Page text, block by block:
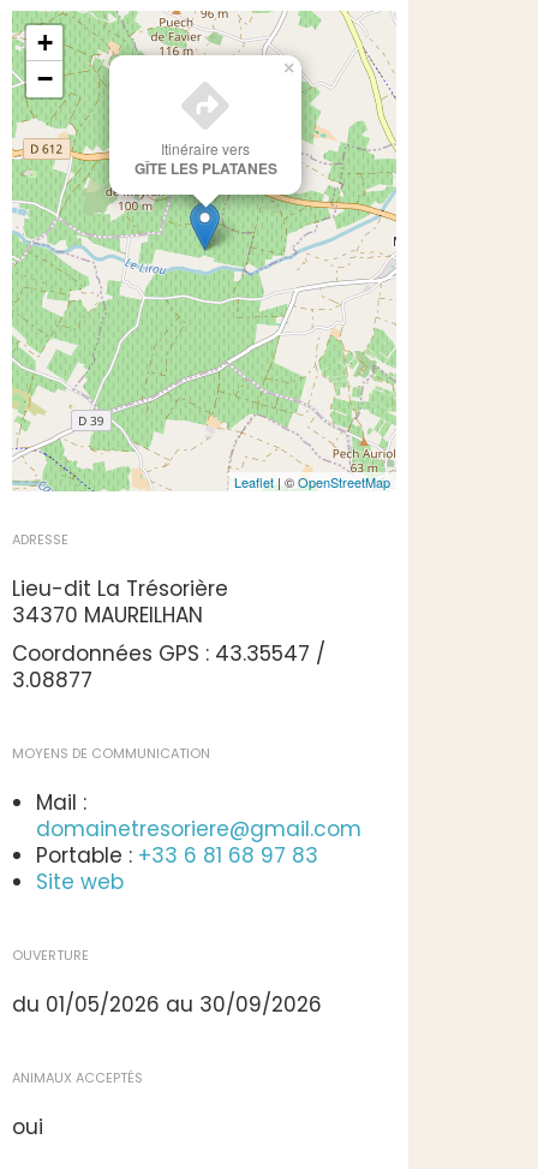
Itinéraire vers
GÎTE LES PLATANES
×
+
−
Leaflet| ©OpenStreetMap
ADRESSE
Lieu-dit La Trésorière
34370 MAUREILHAN
Coordonnées GPS : 43.35547 /
3.08877
MOYENS DE COMMUNICATION
Mail :
domainetresoriere@gmail.com
Portable : +33 6 81 68 97 83
Site web
OUVERTURE
du 01/05/2026 au 30/09/2026
ANIMAUX ACCEPTÉS
oui